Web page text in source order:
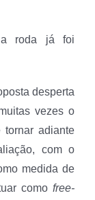
a roda já foi
desperta
vezes o
adiante
com o
medida de
como free-